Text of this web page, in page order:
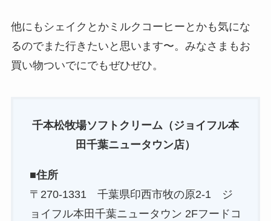
他にもシェイクとかミルクコーヒーとかも気にな
るのでまた行きたいと思います〜。みなさまもお
買い物ついでにでもぜひぜひ。
千本松牧場ソフトクリーム（ジョイフル本
田千葉ニュータウン店）
■住所
〒270-1331 千葉県印西市牧の原2-1 ジ
ョイフル本田千葉ニュータウン 2Fフードコ